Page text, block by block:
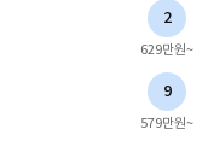
2
629만원~
9
579만원~